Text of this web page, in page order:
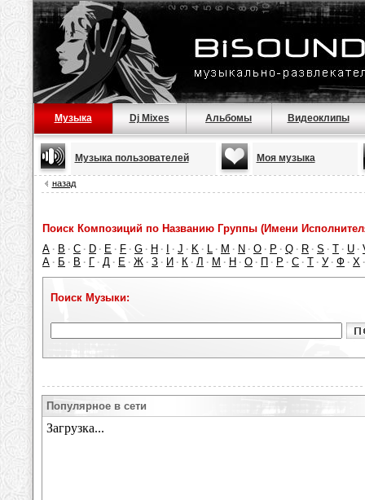
Музыка Dj Mixes Альбомы Видеоклипы
Музыка пользователей Моя музыка
назад
Поиск Композиций по Названию Группы (Имени
A · B · C · D · E · F · G · H · · J · K · L · M · N · O · P · Q · R · S · T · U ·
А · Б · В · Г · Д · Е · Ж · З · И · К · Л · М · Н · О · П · Р · С · Т · У · Ф · Х
Поиск Музыки:
Популярное в сети